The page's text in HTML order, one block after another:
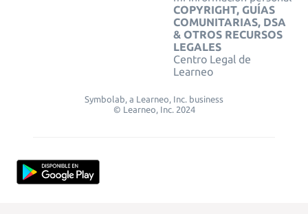
COPYRIGHT, GUÍAS
COMUNITARIAS, DSA
& OTROS RECURSOS
LEGALES
Centro Legal de
Learneo
Symbolab, a Learneo, Inc. business
© Learneo, Inc. 2024